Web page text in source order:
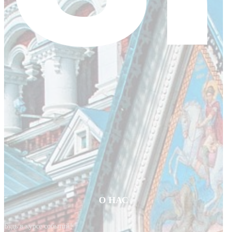
О НАС
Будь в курсе событий!